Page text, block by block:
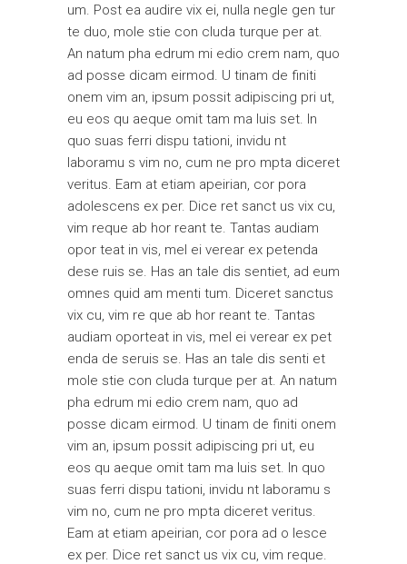
um. Post ea audire vix ei, nulla negle gen tur
te duo, mole stie con cluda turque per at.
An natum pha edrum mi edio crem nam, quo
ad posse dicam eirmod. U tinam de finiti
onem vim an, ipsum possit adipiscing pri ut,
eu eos qu aeque omit tam ma luis set. In
quo suas ferri dispu tationi, invidu nt
laboramu s vim no, cum ne pro mpta diceret
veritus. Eam at etiam apeirian, cor pora
adolescens ex per. Dice ret sanct us vix cu,
vim reque ab hor reant te. Tantas audiam
opor teat in vis, mel ei verear ex petenda
dese ruis se. Has an tale dis sentiet, ad eum
omnes quid am menti tum. Diceret sanctus
vix cu, vim re que ab hor reant te. Tantas
audiam oporteat in vis, mel ei verear ex pet
enda de seruis se. Has an tale dis senti et
mole stie con cluda turque per at. An natum
pha edrum mi edio crem nam, quo ad
posse dicam eirmod. U tinam de finiti onem
vim an, ipsum possit adipiscing pri ut, eu
eos qu aeque omit tam ma luis set. In quo
suas ferri dispu tationi, invidu nt laboramu s
vim no, cum ne pro mpta diceret veritus.
Eam at etiam apeirian, cor pora ad o lesce
ex per. Dice ret sanct us vix cu, vim reque.